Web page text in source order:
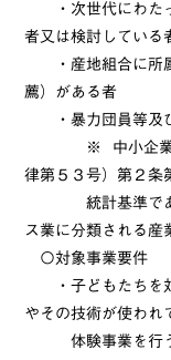
・次世代にわたっ
者又は検討している
・産地組合に所属
薦）がある者
・暴力団員等及
※ 中小企業者・
律第５３号）第２条
統計基準である
ス業に分類される産
〇対象事業要件
・子どもたちを対
やその技術が使われ
体験事業を行う